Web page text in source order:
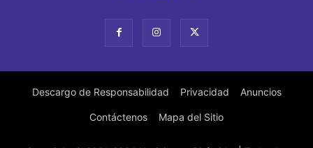
Descargo de Responsabilidad Privacidad Anuncios
Contáctenos Mapa del Sitio